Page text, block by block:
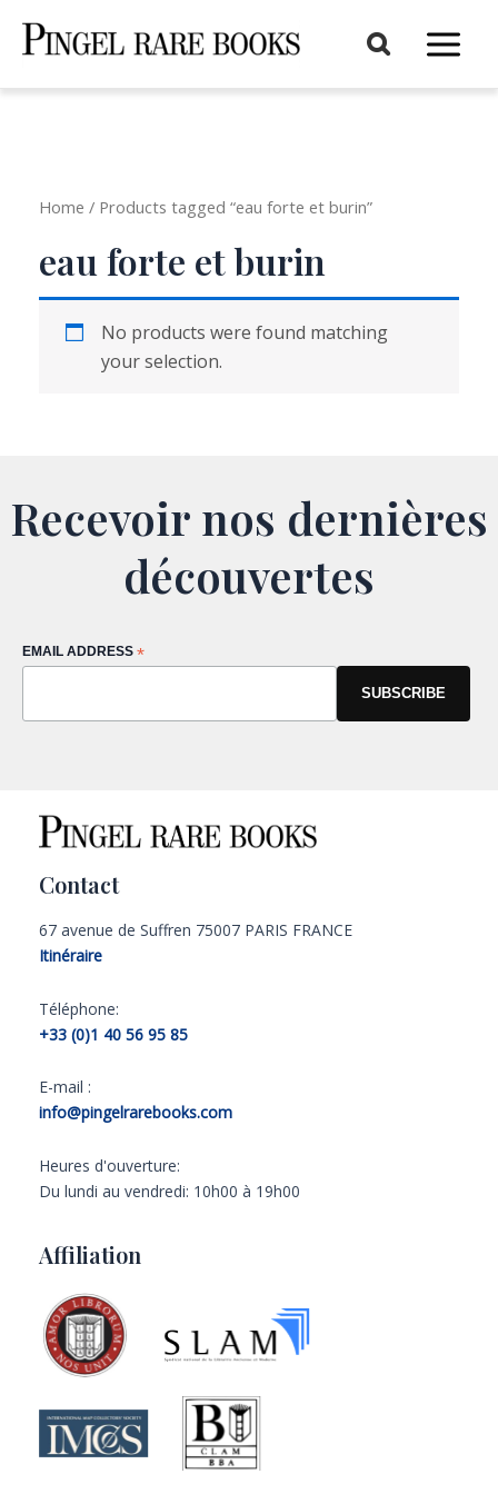
Main
Home / Products tagged “eau forte et burin”
eau forte et burin
No products were found matching
your selection.
Recevoir nos dernières
découvertes
EMAIL ADDRESS *
Contact
67 avenue de Suffren 75007 PARIS FRANCE
Itinéraire
Téléphone:
+33 (0)1 40 56 95 85
E-mail :
info@pingelrarebooks.com
Heures d'ouverture:
Du lundi au vendredi: 10h00 à 19h00
Affiliation